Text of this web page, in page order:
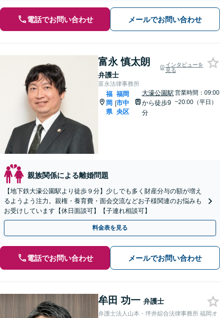
電話でお問い合わせ メールでお問い合わせ
富永 慎太朗
弁護士
インタビューを
見る
富永法律事務所
福
岡
県
|
福岡
市中
央区
大濠公園駅
から徒歩9
分
営業時間：09:00
~20:00（平日）
親族関係による離婚問題
【地下鉄大濠公園駅より徒歩９分】少しでも多く財産分与の額が増え
るようよう注力。親権・養育費・面会交流などお子様関連のお悩みも
お受けしています【休日面談可】【子連れ相談可】
料金表を見る
電話でお問い合わせ メールでお問い合わせ
牟田 功一 弁護士
弁護士法人山本・坪井綜合法律事務所 福岡オ